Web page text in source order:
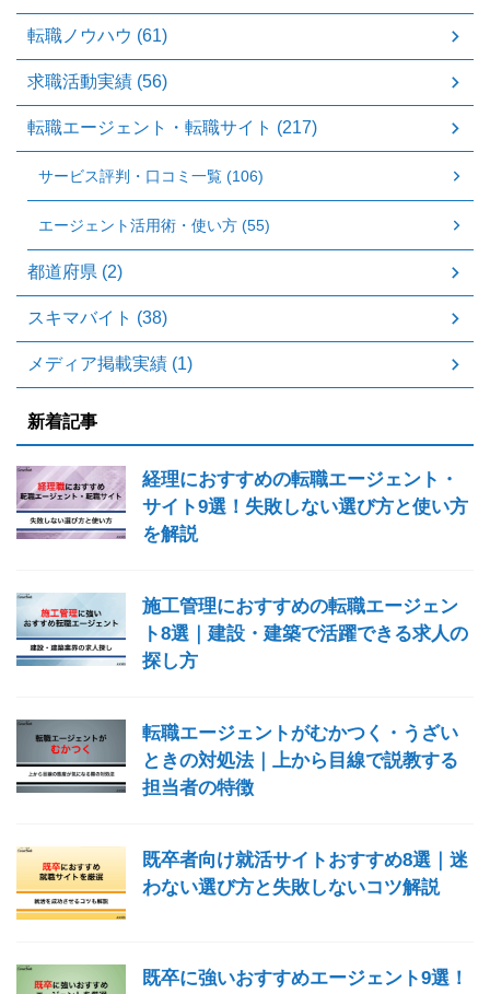
転職ノウハウ (61)
求職活動実績 (56)
転職エージェント・転職サイト (217)
サービス評判・口コミ一覧 (106)
エージェント活用術・使い方 (55)
都道府県 (2)
スキマバイト (38)
メディア掲載実績 (1)
新着記事
経理におすすめの転職エージェント・
サイト9選！失敗しない選び方と使い方
を解説
施工管理におすすめの転職エージェン
ト8選｜建設・建築で活躍できる求人の
探し方
転職エージェントがむかつく・うざい
ときの対処法｜上から目線で説教する
担当者の特徴
既卒者向け就活サイトおすすめ8選｜迷
わない選び方と失敗しないコツ解説
既卒に強いおすすめエージェント9選！